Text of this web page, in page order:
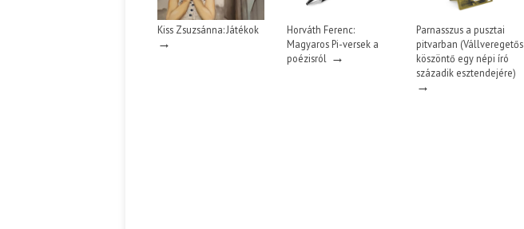
Kiss Zsuzsánna: Játékok
→
Horváth Ferenc:
Magyaros Pi-versek a
poézisról →
Parnasszus a pusztai
pitvarban (Vállveregetős
köszöntő egy népi író
századik esztendejére)
→